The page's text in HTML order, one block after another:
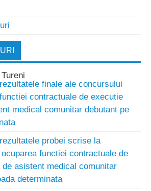
finale ale concursului
contractuale de executie
medical comunitar debutant pe
probei scrise la
functiei contractuale de
asistent medical comunitar
determinata